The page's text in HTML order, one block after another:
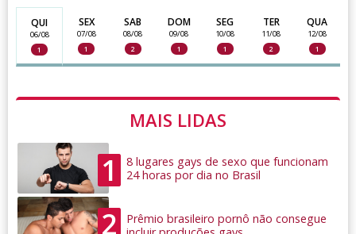
QUI
06/08
1
SEX
07/08
1
SAB
08/08
2
DOM
09/08
1
SEG
10/08
1
TER
11/08
2
QUA
12/08
1
MAIS LIDAS
1
8 lugares gays de sexo que funcionam
24 horas por dia no Brasil
2
Prêmio brasileiro pornô não consegue